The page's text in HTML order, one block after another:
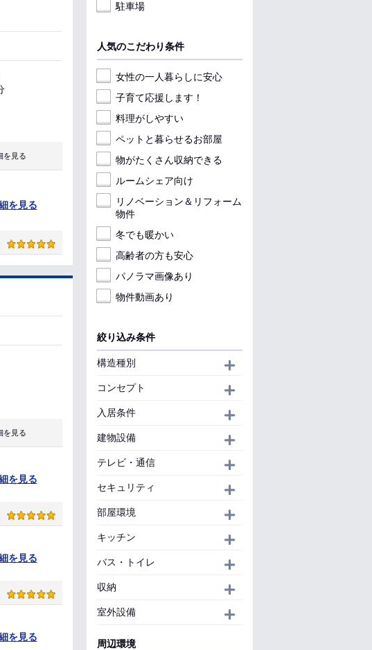
を見る
を見る
を見る
を見る
を見る
を見る
駐車場
人気のこだわり条件
女性の一人暮らしに安心
子育て応援します！
料理がしやすい
ペットと暮らせるお部屋
物がたくさん収納できる
ルームシェア向け
リノベーション＆リフォーム
物件
冬でも暖かい
高齢者の方も安心
パノラマ画像あり
物件動画あり
絞り込み条件
構造種別
コンセプト
入居条件
建物設備
テレビ・通信
セキュリティ
部屋環境
キッチン
バス・トイレ
収納
室外設備
周辺環境